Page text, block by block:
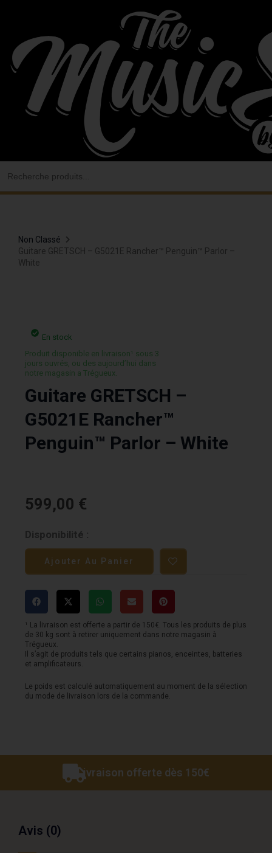
contenu
Non Classé
Guitare GRETSCH – G5021E Rancher™ Penguin™ Parlor –
White
En stock
Produit disponible en livraison¹ sous 3
jours ouvrés, ou des aujourd’hui dans
notre magasin a Trégueux.
Guitare GRETSCH –
G5021E Rancher™
Penguin™ Parlor – White
599,00 €
Disponibilité :
quantité
de
Guitare
GRETSCH
G5021E
Rancher™
Penguin™
Parlor
-
Ajouter Au Panier
¹ La livraison est offerte a partir de 150€. Tous les produits de plus
de 30 kg sont à retirer uniquement dans notre magasin à
Trégueux.
Il s’agit de produits tels que certains pianos, enceintes, batteries
et amplificateurs.
Le poids est calculé automatiquement au moment de la sélection
du mode de livraison lors de la commande.
Livraison offerte dès 150€
Avis (0)